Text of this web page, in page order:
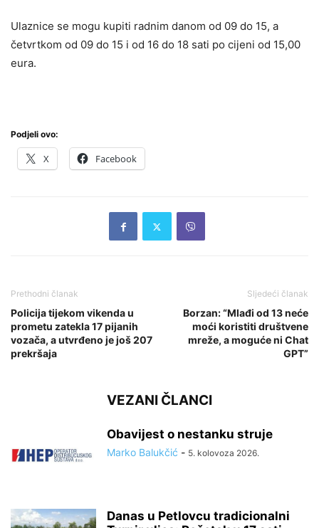
Ulaznice se mogu kupiti radnim danom od 09 do 15, a
četvrtkom od 09 do 15 i od 16 do 18 sati po cijeni od 15,00
eura.
Podjeli ovo:
X Facebook
Prethodni članak
Policija tijekom vikenda u
prometu zatekla 17 pijanih
vozača, a utvrđeno je još 207
prekršaja
Sljedeći članak
Borzan: “Mlađi od 13 neće
moći koristiti društvene
mreže, a moguće ni Chat
GPT”
VEZANI ČLANCI
Obavijest o nestanku struje
Marko Balukčić - 5. kolovoza 2026.
Danas u Petlovcu tradicionalni